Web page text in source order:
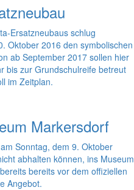
Ersatzneubaus schlug
Oktober 2016 den symbolischen
ab September 2017 sollen hier
bis zur Grundschulreife betreut
im Zeitplan.
Markersdorf
Sonntag, dem 9. Oktober
abhalten können, ins Museum
bereits vor dem offiziellen
Angebot.